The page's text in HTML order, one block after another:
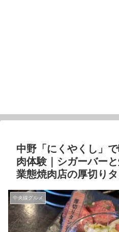
中野「にくやくし」
肉体験｜シガーバー
業態焼肉店の厚切り
中央線グルメ